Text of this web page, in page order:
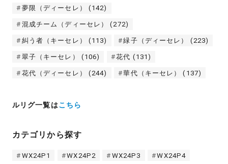
夢限（ディーセレ） (142)
混成チーム（ディーセレ） (272)
糾う者（キーセレ） (113) 緑子（ディーセレ） (223)
翠子（キーセレ） (106) 花代 (131)
花代（ディーセレ） (244) 華代（キーセレ） (137)
ルリグ一覧はこちら
カテゴリから探す
WX24P1 WX24P2 WX24P3 WX24P4